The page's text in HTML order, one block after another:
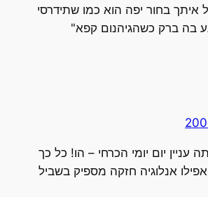
איתך בחור יפה הוא כמו שתידרסי
בה ברק כשהגיהנום קפא"
עניין יום יומי הכרחי – הו! כל כך
אנלוגיה חזקה מספיק בשביל